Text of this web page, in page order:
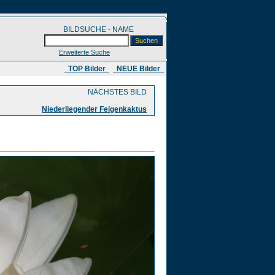
BILDSUCHE - NAME
Erweiterte Suche
​ TOP Bilder NEUE Bilder
NÄCHSTES BILD
Niederliegender Feigenkaktus